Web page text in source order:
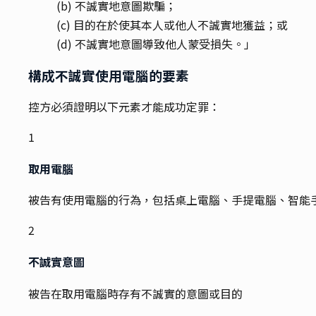
(b) 不誠實地意圖欺騙；
(c) 目的在於使其本人或他人不誠實地獲益；或
(d) 不誠實地意圖導致他人蒙受損失。」
構成不誠實使用電腦的要素
控方必須證明以下元素才能成功定罪：
1
取用電腦
被告有使用電腦的行為，包括桌上電腦、手提電腦、智能
2
不誠實意圖
被告在取用電腦時存有不誠實的意圖或目的